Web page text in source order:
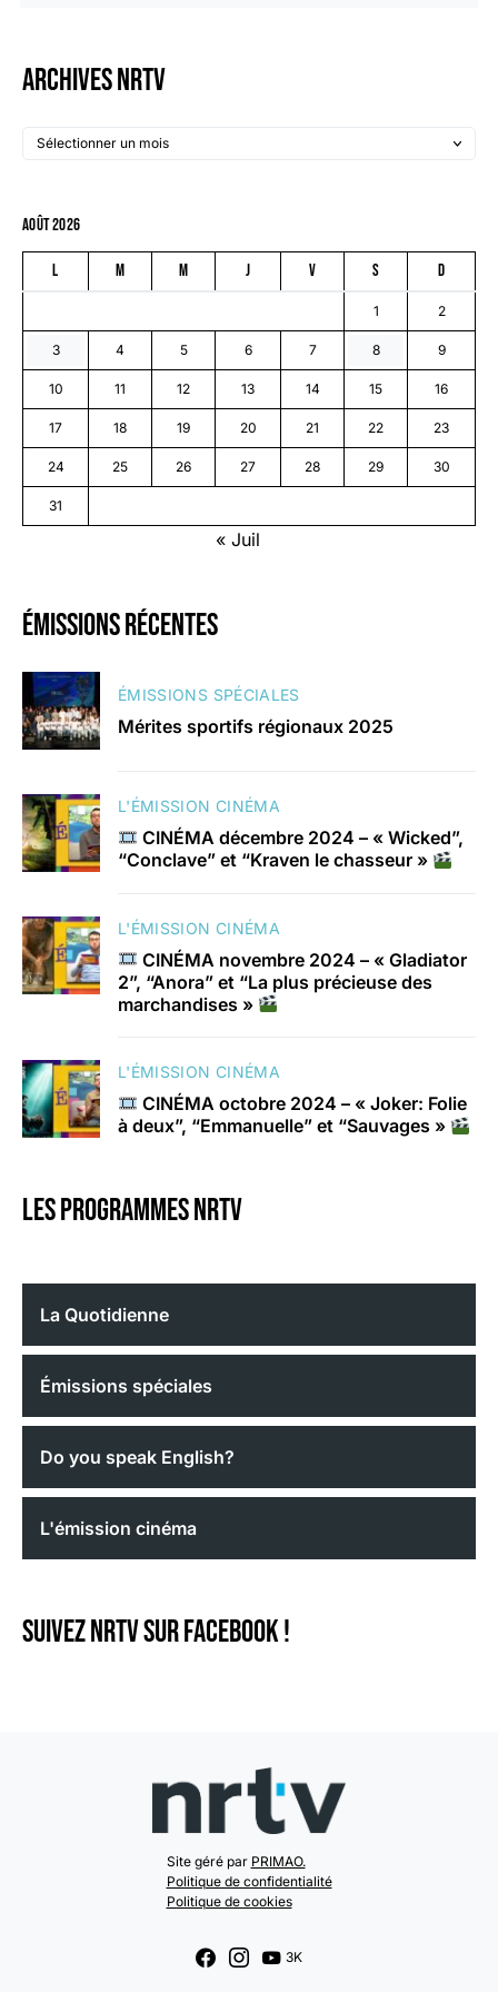
Archives NRTV
août 2026
L M M J V S D
1 2
3 4 5 6 7 8 9
10 11 12 13 14 15 16
17 18 19 20 21 22 23
24 25 26 27 28 29 30
31
« Juil
émissions récentes
ÉMISSIONS SPÉCIALES
Mérites sportifs régionaux 2025
L'ÉMISSION CINÉMA
CINÉMA décembre 2024 – « Wicked”,
“Conclave” et “Kraven le chasseur »
L'ÉMISSION CINÉMA
CINÉMA novembre 2024 – « Gladiator
2”, “Anora” et “La plus précieuse des
marchandises »
L'ÉMISSION CINÉMA
CINÉMA octobre 2024 – « Joker: Folie
à deux”, “Emmanuelle” et “Sauvages »
Les programmes nrtv
La Quotidienne
Émissions spéciales
Do you speak English?
L'émission cinéma
Suivez NRTV sur Facebook !
Site géré par PRIMAO.
Politique de confidentialité
Politique de cookies
3K